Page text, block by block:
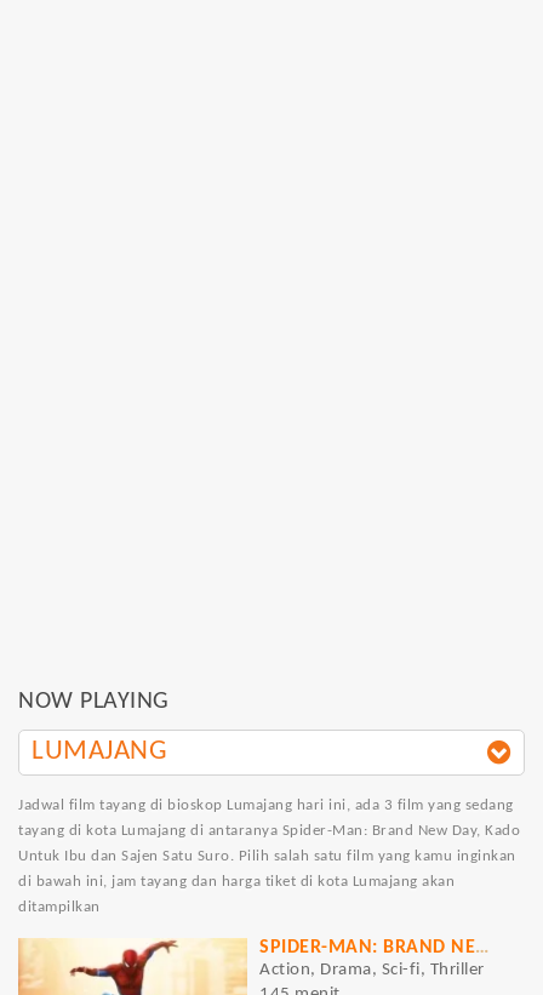
NOW PLAYING
LUMAJANG
Jadwal film tayang di bioskop Lumajang hari ini, ada 3 film yang sedang
tayang di kota Lumajang di antaranya Spider-Man: Brand New Day, Kado
Untuk Ibu dan Sajen Satu Suro. Pilih salah satu film yang kamu inginkan
di bawah ini, jam tayang dan harga tiket di kota Lumajang akan
ditampilkan
SPIDER-MAN: BRAND NEW DAY
Action, Drama, Sci-fi, Thriller